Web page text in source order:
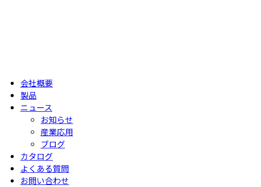
会社概要
製品
ニュース
お知らせ
産業応用
ブログ
カタログ
よくある質問
お問い合わせ